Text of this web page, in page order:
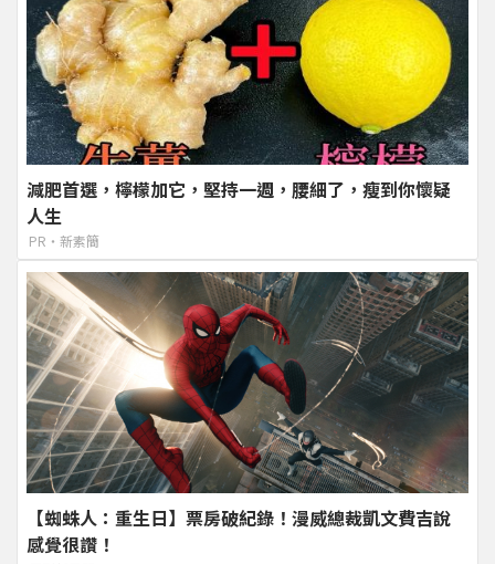
減肥首選，檸檬加它，堅持一週，腰細了，瘦到你懷疑
人生
PR・新素簡
【蜘蛛人：重生日】票房破紀錄！漫威總裁凱文費吉說
感覺很讚！